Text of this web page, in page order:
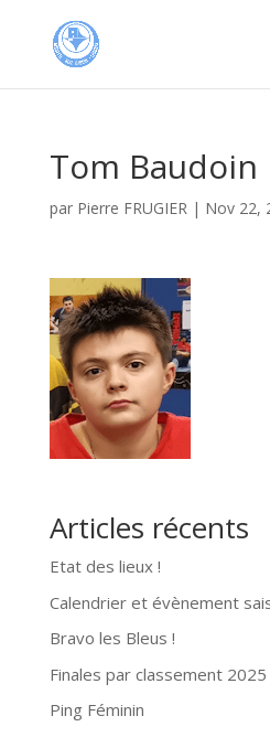
Tom Baudoin
par Pierre FRUGIER| Nov 22,
Articles récents
Etat des lieux !
Calendrier et évènement
Bravo les Bleus !
Finales par classement 2025
Ping Féminin